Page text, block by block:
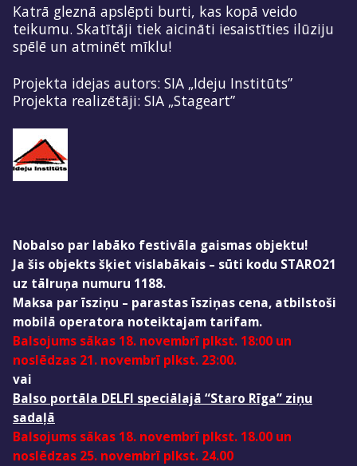
Katrā gleznā apslēpti burti, kas kopā veido
teikumu. Skatītāji tiek aicināti iesaistīties ilūziju
spēlē un atminēt mīklu!
Projekta idejas autors: SIA „Ideju Institūts”
Projekta realizētāji: SIA „Stageart”
Nobalso par labāko festivāla gaismas objektu!
Ja šis objekts šķiet vislabākais – sūti kodu STARO21
uz tālruņa numuru 1188.
Maksa par īsziņu – parastas īsziņas cena, atbilstoši
mobilā operatora noteiktajam tarifam.
Balsojums sākas 18. novembrī plkst. 18:00 un
noslēdzas 21. novembrī plkst. 23:00.
vai
Balso portāla DELFI speciālajā “Staro Rīga” ziņu
sadaļā
Balsojums sākas 18. novembrī plkst. 18.00 un
noslēdzas 25. novembrī plkst. 24.00